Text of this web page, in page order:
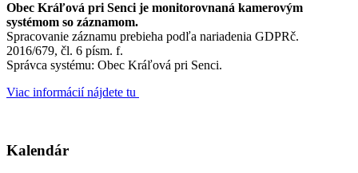
Obec Kráľová pri Senci je monitorovnaná kamerovým
systémom so záznamom.
Spracovanie záznamu prebieha podľa nariadenia GDPRč.
2016/679, čl. 6 písm. f.
Správca systému: Obec Kráľová pri Senci.
Viac informácií nájdete tu
Kalendár